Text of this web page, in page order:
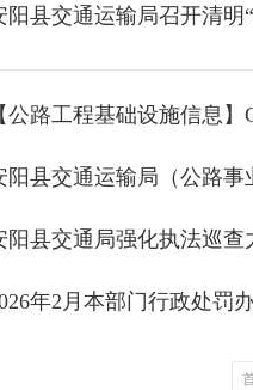
阳县交通运输局召开清明
【公路工程基础设施信息
阳县交通运输局（公路
阳县交通局强化执法巡查
年2月本部门行政处罚